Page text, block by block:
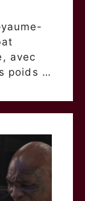
avec
poids …